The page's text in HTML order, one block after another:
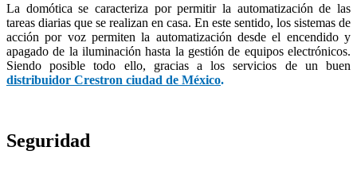
La domótica se caracteriza por permitir la automatización de las
tareas diarias que se realizan en casa. En este sentido, los sistemas de
acción por voz permiten la automatización desde el encendido y
apagado de la iluminación hasta la gestión de equipos electrónicos.
Siendo posible todo ello, gracias a los servicios de un buen
distribuidor Crestron ciudad de México.
Seguridad